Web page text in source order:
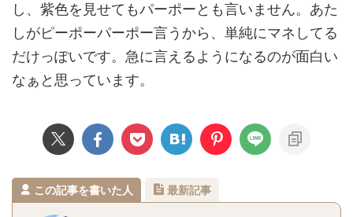
し、紫色を見せてもパーポーとも言いません。あた
しがピーポーパーポー言うから、単純にマネしてる
だけっぽいです。急に言えるようになるのが面白い
なぁと思っています。
この記事を書いた人 最新記事